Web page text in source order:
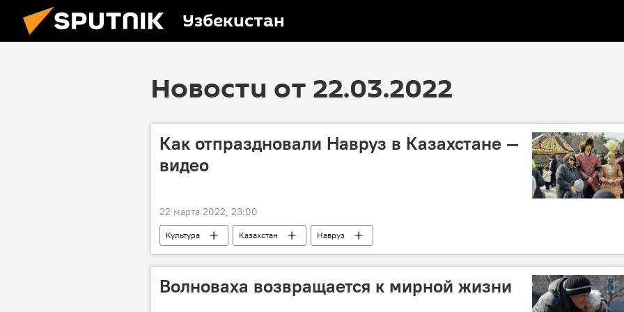
Узбекистан
Новости от 22.03.2022
Как отпраздновали Навруз в Казахстане —
видео
22 марта 2022, 23:00
Культура Казахстан Навруз
Волноваха возвращается к мирной жизни